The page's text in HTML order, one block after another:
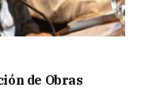
de Obras